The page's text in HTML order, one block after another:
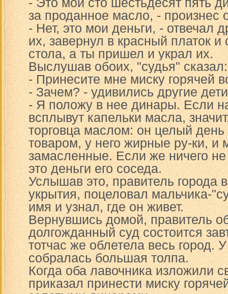
за проданное масло, - произнес
- Нет, это мои деньги, - отвечал
их, завернул в красный платок
стола, а ты пришел и украл их.
Выслушав обоих, "судья" сказал:
- Принесите мне миску горячей
- Зачем? - удивились другие
- Я положу в нее динары. Если
всплывут капельки масла,
торговца маслом: он целый день
товаром, у него жирные ру-ки,
замасленные. Если же ничего не
это деньги его соседа.
Услышав это, правитель города
укрытия, поцеловал мальчика-
имя и узнал, где он живет.
Вернувшись домой, правитель
долгожданный суд состоится
тотчас же облетела весь город.
собралась большая толпа.
Когда оба лавочника изложили
приказал принести миску